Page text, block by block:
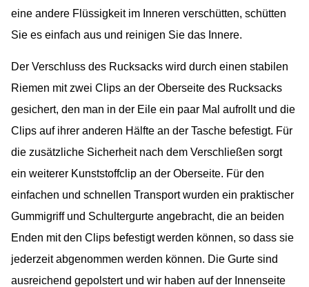
eine andere Flüssigkeit im Inneren verschütten, schütten
Sie es einfach aus und reinigen Sie das Innere.
Der Verschluss des Rucksacks wird durch einen stabilen
Riemen mit zwei Clips an der Oberseite des Rucksacks
gesichert, den man in der Eile ein paar Mal aufrollt und die
Clips auf ihrer anderen Hälfte an der Tasche befestigt. Für
die zusätzliche Sicherheit nach dem Verschließen sorgt
ein weiterer Kunststoffclip an der Oberseite. Für den
einfachen und schnellen Transport wurden ein praktischer
Gummigriff und Schultergurte angebracht, die an beiden
Enden mit den Clips befestigt werden können, so dass sie
jederzeit abgenommen werden können. Die Gurte sind
ausreichend gepolstert und wir haben auf der Innenseite